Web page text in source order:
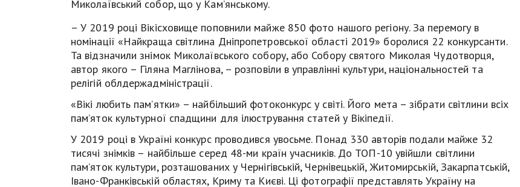
Миколаївський собор, що у Кам’янському.
– У 2019 році Вікісховище поповнили майже 850 фото нашого регіону. За перемогу в
номінації «Найкраща світлина Дніпропетровської області 2019» боролися 22 конкурсанти.
Та відзначили знімок Миколаївського собору, або Собору святого Миколая Чудотворця,
автор якого – Гіляна Маглінова, – розповіли в управлінні культури, національностей та
релігій облдержадміністрації.
«Вікі любить пам’ятки» – найбільший фотоконкурс у світі. Його мета – зібрати світлини всіх
пам’яток культурної спадщини для ілюстрування статей у Вікіпедії.
У 2019 році в Україні конкурс проводився увосьме. Понад 330 авторів подали майже 32
тисячі знімків – найбільше серед 48-ми країн учасників. До ТОП-10 увійшли світлини
пам’яток культури, розташованих у Чернігівській, Чернівецькій, Житомирській, Закарпатській,
Івано-Франківській областях, Криму та Києві. Ці фотографії представлять Україну на